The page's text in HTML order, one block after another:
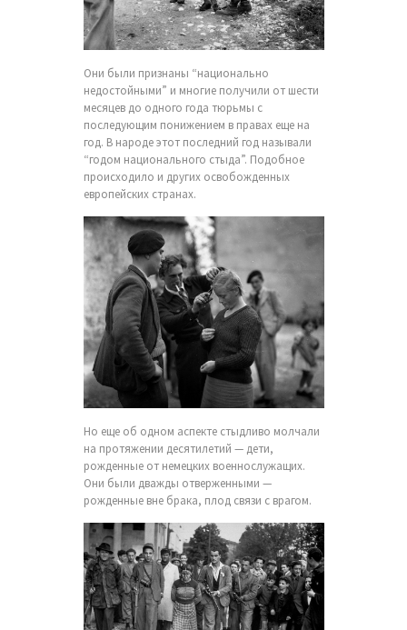
Они были признаны “национально
недостойными” и многие получили от шести
месяцев до одного года тюрьмы с
последующим понижением в правах еще на
год. В народе этот последний год называли
“годом национального стыда”. Подобное
происходило и других освобожденных
европейских странах.
Но еще об одном аспекте стыдливо молчали
на протяжении десятилетий — дети,
рожденные от немецких военнослужащих.
Они были дважды отверженными —
рожденные вне брака, плод связи с врагом.